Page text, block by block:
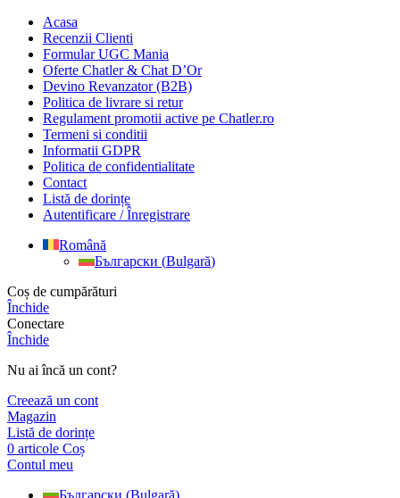
Acasa
Recenzii Clienti
Formular UGC Mania
Oferte Chatler & Chat D’Or
Devino Revanzator (B2B)
Politica de livrare si retur
Regulament promotii active pe Chatler.ro
Termeni si conditii
Informatii GDPR
Politica de confidentialitate
Contact
Listă de dorințe
Autentificare / Înregistrare
Română
Български (Bulgară)
Coș de cumpărături
Închide
Conectare
Închide
Nu ai încă un cont?
Creează un cont
Magazin
Listă de dorințe
0 articole Coș
Contul meu
Български (Bulgară)